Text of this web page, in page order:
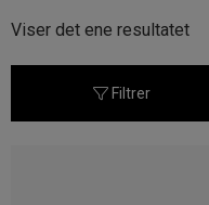
Viser det ene resultatet
Filtrer